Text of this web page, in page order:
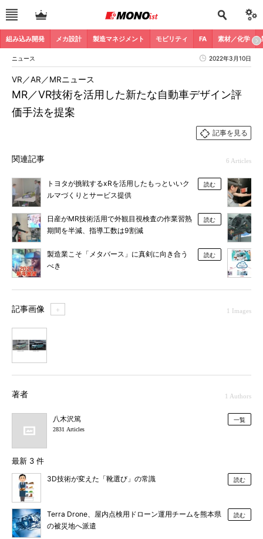
組み込み開発 メカ設計 製造マネジメント モビリティ FA 素材／化学
ニュース 2022年3月10日
MR／VR技術を活用した新たな自動車デザイン評
価手法を提案
VR／AR／MRニュース
記事を見る
関連記事 6 Articles
トヨタが挑戦するxRを活用したもっといいク
ルマづくりとサービス提供
読む
日産がMR技術活用で外観目視検査の作業習熟
期間を半減、指導工数は9割減
読む
製造業こそ「メタバース」に真剣に向き合う
べき
読む
記事画像 ＋ 1 Images
著者 1 Authors
八木沢篤
2831 Articles
一覧
最新 3 件
3D技術が変えた「靴選び」の常識 読む
Terra Drone、屋内点検用ドローン運用チームを熊本県
の被災地へ派遣
読む